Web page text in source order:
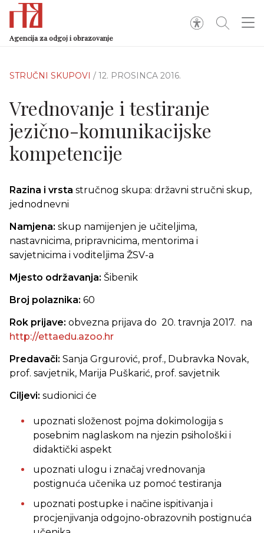
Agencija za odgoj i obrazovanje
STRUČNI SKUPOVI / 12. PROSINCA 2016.
Vrednovanje i testiranje
jezično-komunikacijske
kompetencije
Razina i vrsta stručnog skupa: državni stručni skup,
jednodnevni
Namjena: skup namijenjen je učiteljima,
nastavnicima, pripravnicima, mentorima i
savjetnicima i voditeljima ŽSV-a
Mjesto održavanja: Šibenik
Broj polaznika: 60
Rok prijave: obvezna prijava do 20. travnja 2017. na
http://ettaedu.azoo.hr
Predavači: Sanja Grgurović, prof., Dubravka Novak,
prof. savjetnik, Marija Puškarić, prof. savjetnik
Ciljevi: sudionici će
upoznati složenost pojma dokimologija s
posebnim naglaskom na njezin psihološki i
didaktički aspekt
upoznati ulogu i značaj vrednovanja
postignuća učenika uz pomoć testiranja
upoznati postupke i načine ispitivanja i
procjenjivanja odgojno-obrazovnih postignuća